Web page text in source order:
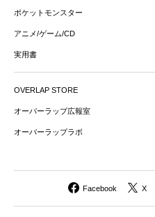
ポケットモンスター
アニメ/ゲーム/CD
実用書
OVERLAP STORE
オーバーラップ広報室
オーバーラップラボ
Facebook X